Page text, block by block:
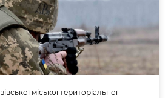
міської територіальної